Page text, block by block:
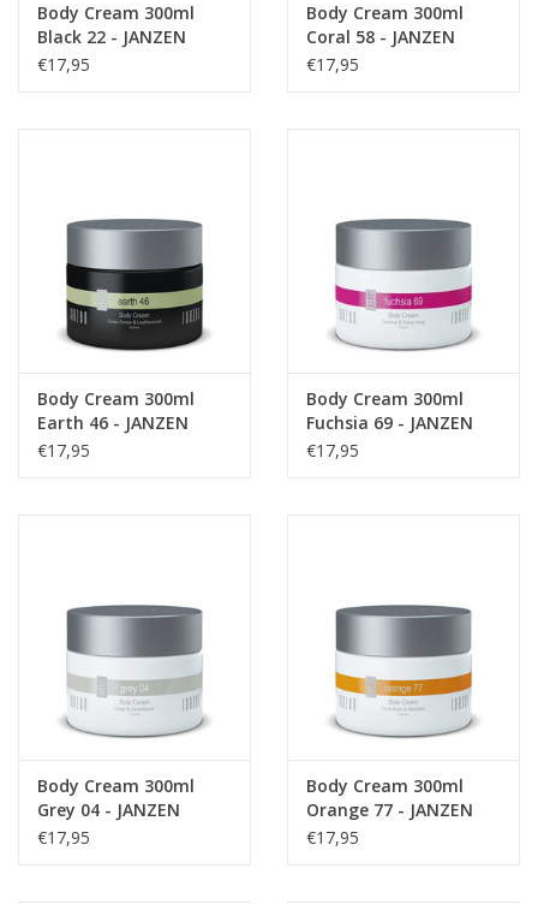
Wenskaarten
Geslaagd!
Body Cream 300ml
Black 22 - JANZEN
€17,95
Body Cream 300ml
Coral 58 - JANZEN
€17,95
Body Cream 300ml
Earth 46 - JANZEN
€17,95
Body Cream 300ml
Fuchsia 69 - JANZEN
€17,95
Body Cream 300ml
Grey 04 - JANZEN
€17,95
Body Cream 300ml
Orange 77 - JANZEN
€17,95